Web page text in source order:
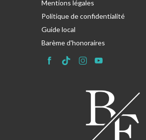
Mentions légales
Politique de confidentialité
Guide local
Barème d'honoraires